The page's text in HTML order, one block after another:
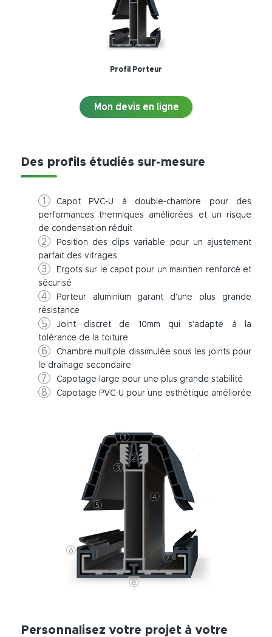
Profil Porteur
Mon devis en ligne
Des profils étudiés sur-mesure
Capot PVC-U à double-chambre pour des
performances thermiques améliorées et un risque
de condensation réduit
Position des clips variable pour un ajustement
parfait des vitrages
Ergots sur le capot pour un maintien renforcé et
sécurisé
Porteur aluminium garant d'une plus grande
résistance
Joint discret de 10mm qui s'adapte à la
tolérance de la toiture
Chambre multiple dissimulée sous les joints pour
le drainage secondaire
Capotage large pour une plus grande stabilité
Capotage PVC-U pour une esthétique améliorée
Personnalisez votre projet à votre